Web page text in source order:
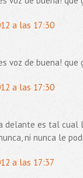
a las 17:30
voz de buena! que
a las 17:30
es tal cual
ni nunca le
a las 17:37